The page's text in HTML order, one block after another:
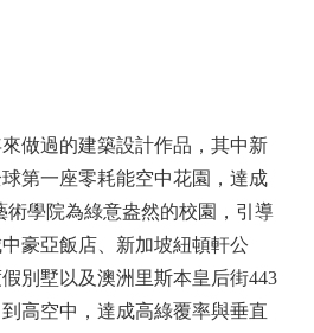
做過的建築設計作品，其中新
第一座零耗能空中花園，達成
術學院為綠意盎然的校園，引導
豪亞飯店、新加坡紐頓軒公
別墅以及澳洲里斯本皇后街443
高空中，達成高綠覆率與垂直